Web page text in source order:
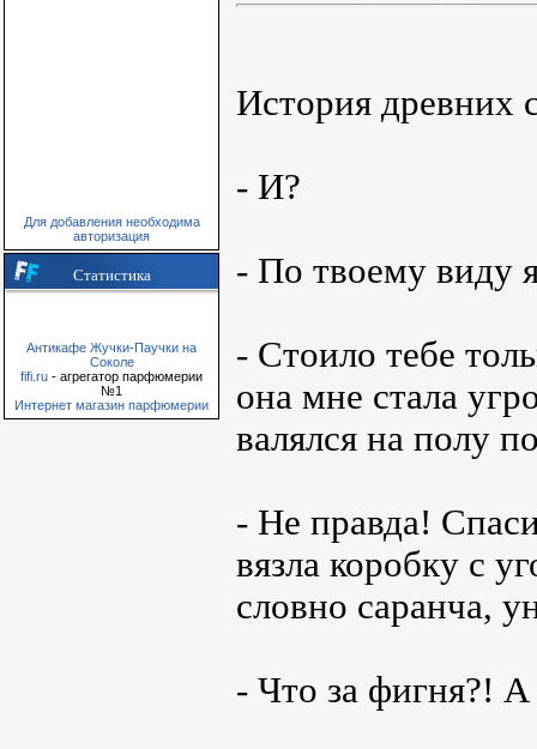
Для добавления необходима
авторизация
Статистика
Антикафе Жучки-Паучки на
Соколе
fifi.ru - агрегатор парфюмерии
№1
Интернет магазин парфюмерии
История древних
- И?
- По твоему виду
- Стоило тебе
она мне стала
валялся на полу
- Не правда!
вязла коробку с
словно саранча,
- Что за фигня?! А